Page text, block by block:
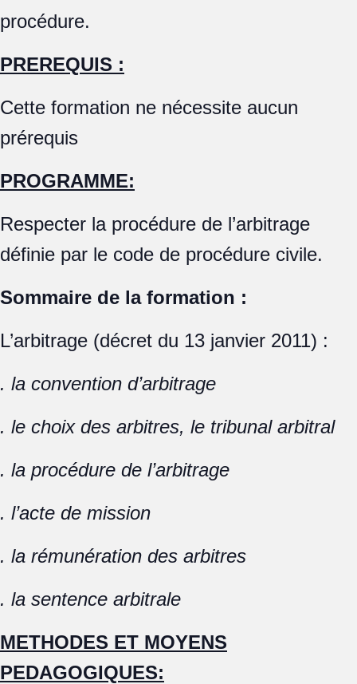
procédure.
PREREQUIS :
Cette formation ne nécessite aucun
prérequis
PROGRAMME:
Respecter la procédure de l’arbitrage
définie par le code de procédure civile.
Sommaire de la formation :
L’arbitrage (décret du 13 janvier 2011) :
. la convention d’arbitrage
. le choix des arbitres, le tribunal arbitral
. la procédure de l’arbitrage
. l’acte de mission
. la rémunération des arbitres
. la sentence arbitrale
METHODES ET MOYENS
PEDAGOGIQUES: